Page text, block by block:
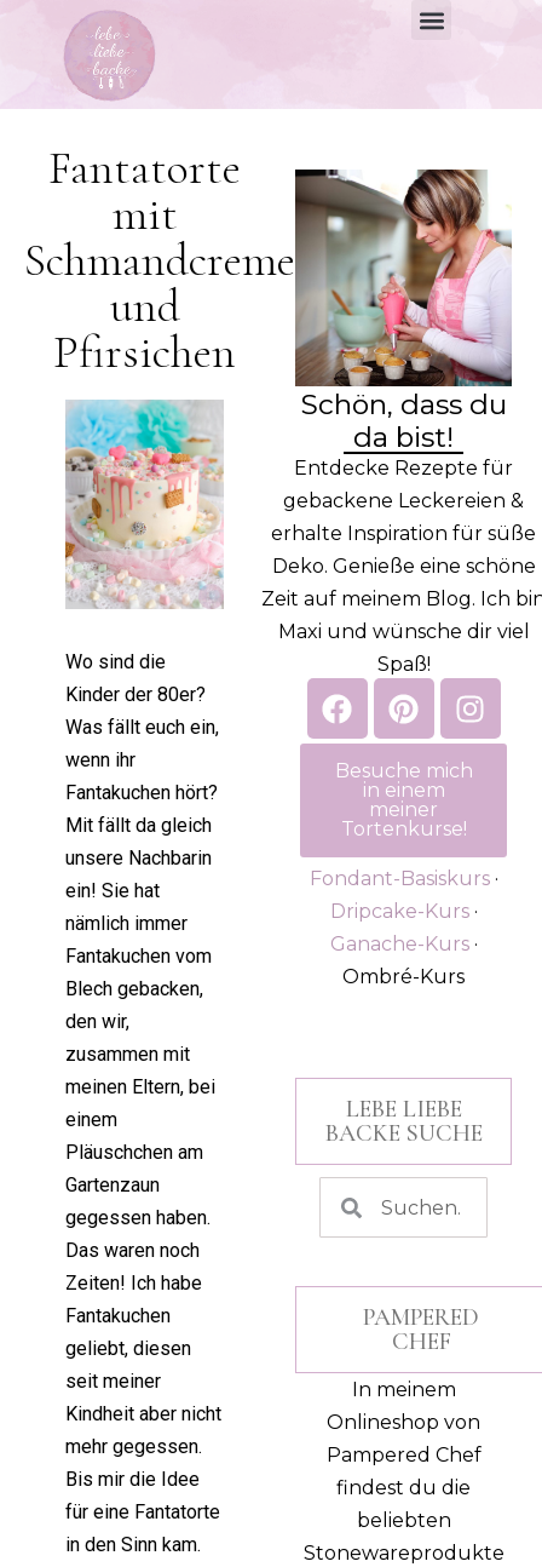
Fantatorte
mit
Schmandcreme
und
Pfirsichen
Wo sind die
Kinder der 80er?
Was fällt euch ein,
wenn ihr
Fantakuchen hört?
Mit fällt da gleich
unsere Nachbarin
ein! Sie hat
nämlich immer
Fantakuchen vom
Blech gebacken,
den wir,
zusammen mit
meinen Eltern, bei
einem
Pläuschchen am
Gartenzaun
gegessen haben.
Das waren noch
Zeiten! Ich habe
Fantakuchen
geliebt, diesen
seit meiner
Kindheit aber nicht
mehr gegessen.
Bis mir die Idee
für eine Fantatorte
in den Sinn kam.
Schön, dass du
da bist!
Entdecke Rezepte für
gebackene Leckereien &
erhalte Inspiration für süße
Deko. Genieße eine schöne
Zeit auf meinem Blog. Ich
Maxi und wünsche dir viel
Spaß!
Besuche mich
in einem
meiner
Tortenkurse!
Fondant-Basiskurs·
Dripcake-Kurs·
Ganache-Kurs·
Ombré-Kurs
LEBE LIEBE
BACKE SUCHE
PAMPERED
CHEF
In meinem
Onlineshop von
Pampered Chef
findest du die
beliebten
Stonewareprodukte